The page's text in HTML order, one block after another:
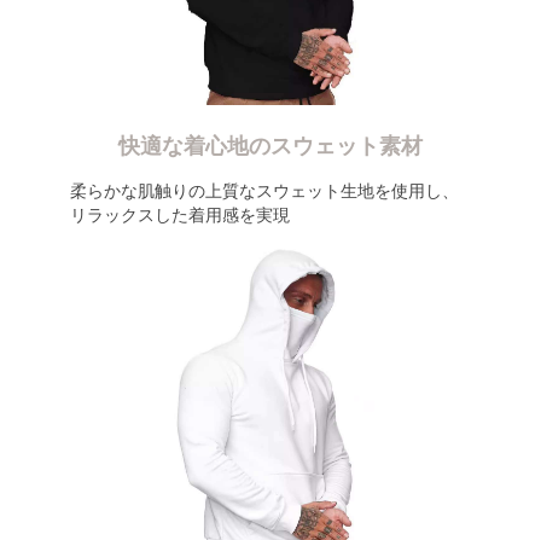
快適な着心地のスウェット素材
柔らかな肌触りの上質なスウェット生地を使用し、
リラックスした着用感を実現